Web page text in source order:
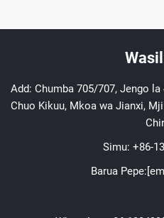
Add: Chumba 705/707, Jengo
Chuo Kikuu, Mkoa wa Jianxi,
Simu: +86-
Barua Pepe: